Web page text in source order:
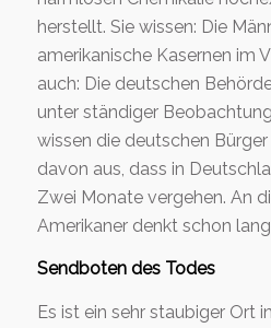
herstellt. Sie wissen: Die
amerikanische Kasernen im
auch: Die deutschen
unter ständiger
wissen die deutschen
davon aus, dass in
Zwei Monate vergehen. An
Amerikaner denkt schon
Sendboten des Todes
Es ist ein sehr staubiger Ort